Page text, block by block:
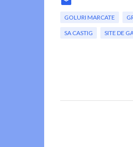
GOLURI MARCATE
SA CASTIG SITE DE